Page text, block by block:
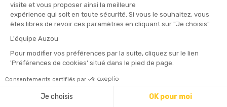
visite et vous proposer ainsi la meilleure
expérience qui soit en toute sécurité. Si vous le souhaitez, vous
êtes libres de revoir ces paramètres en cliquant sur "Je choisis"
L'équipe Auzou
Pour modifier vos préférences par la suite, cliquez sur le lien
'Préférences de cookies' situé dans le pied de page.
Consentements certifiés par
Je choisis OK pour moi
Grâce à des personnages forts, des univers
graphiques riches et des récits rythmés, les bandes
dessinées pour adolescents accompagnent les jeunes
lecteurs dans leur construction personnelle, leur
imagination et leur ouverture au monde.
Pourquoi choisir des BD pour ados ?
Les BD ados offrent de nombreux bénéfices pour les
adolescents :